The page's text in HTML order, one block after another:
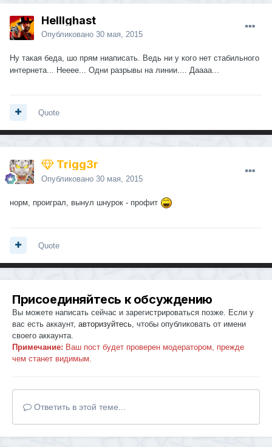
Helllghast
Опубликовано 30 мая, 2015
Ну такая беда, шо прям ниаписать. Ведь ни у кого нет стабильного
интернета... Нееее... Одни разрывы на линии.... Даааа...
Quote
Trigg3r
Опубликовано 30 мая, 2015
норм, проиграл, вынул шнурок - профит
Quote
Присоединяйтесь к обсуждению
Вы можете написать сейчас и зарегистрироваться позже. Если у
вас есть аккаунт, авторизуйтесь , чтобы опубликовать от имени
своего аккаунта.
Примечание: Ваш пост будет проверен модератором, прежде
чем станет видимым.
Ответить в этой теме...